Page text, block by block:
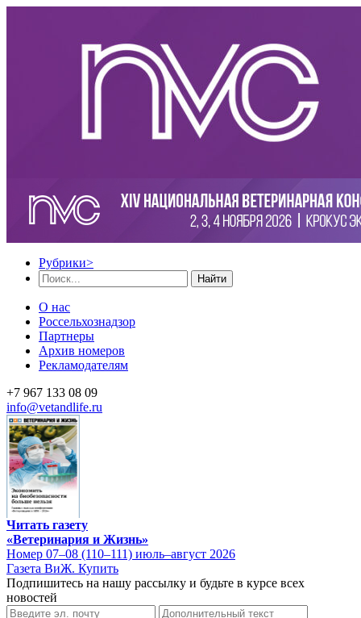
Рубрики>
Найти
О нас
Россельхознадзор
Партнеры
Архив номеров
Рекламодателям
+7 967 133 08 09
info@vetandlife.ru
Читать газету
«Ветеринария и Жизнь»
Номер 07–08 (110–111) июль–август 2026
Газета ВиЖ. Купить
Подпишитесь на нашу рассылку и будьте в курсе всех
новостей